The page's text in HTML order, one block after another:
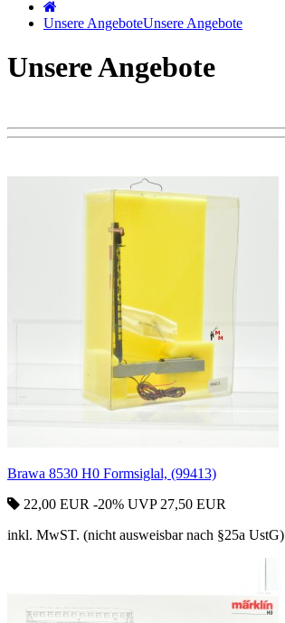
Unsere AngeboteUnsere Angebote
Unsere Angebote
Brawa 8530 H0 Formsiglal, (99413)
22,00 EUR -20% UVP 27,50 EUR
inkl. MwST. (nicht ausweisbar nach §25a UstG)